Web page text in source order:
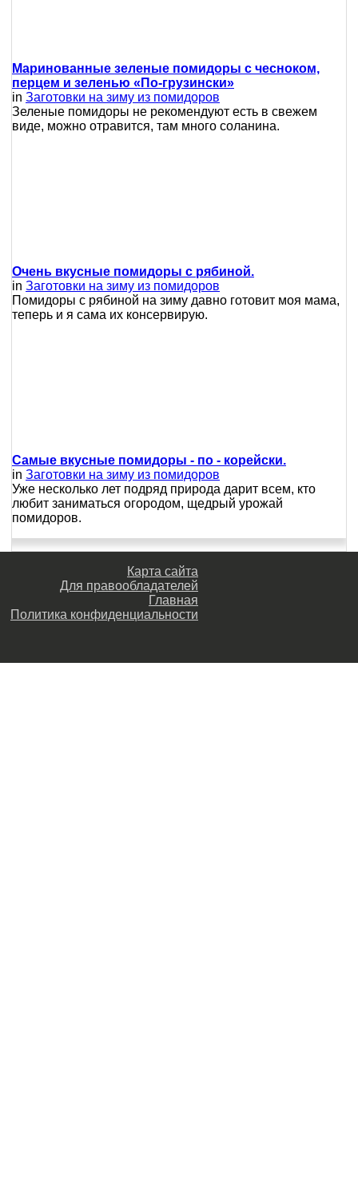
Маринованные зеленые помидоры с чесноком,
перцем и зеленью «По-грузински»
in Заготовки на зиму из помидоров
Зеленые помидоры не рекомендуют есть в свежем
виде, можно отравится, там много соланина.
Очень вкусные помидоры с рябиной.
in Заготовки на зиму из помидоров
Помидоры с рябиной на зиму давно готовит моя мама,
теперь и я сама их консервирую.
Самые вкусные помидоры - по - корейски.
in Заготовки на зиму из помидоров
Уже несколько лет подряд природа дарит всем, кто
любит заниматься огородом, щедрый урожай
помидоров.
Карта сайта
Для правообладателей
Главная
Политика конфиденциальности